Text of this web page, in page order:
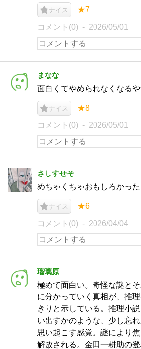
ナイス ★7
コメント(0) 2026/05/01
まなな
面白くてやめられなくなる
ナイス ★8
コメント(0) 2026/05/01
さしすせそ
めちゃくちゃおもしろかった
ナイス ★6
コメント(0) 2026/04/04
瑠璃原
極めて面白い。奇怪な謎と
に分かっていく真相が、推
きりと示している。推理小
い出すかのような、少し忘
思い起こす感覚。謎により
解放される。金田一耕助の